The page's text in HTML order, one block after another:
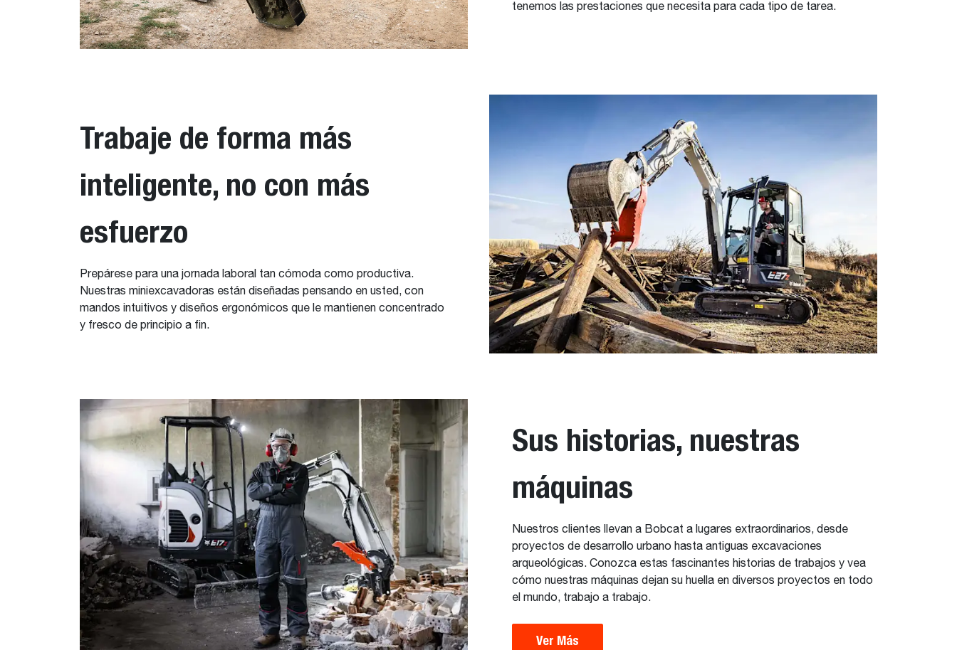
tenemos las prestaciones que necesita para cada tipo de tarea.
Trabaje de forma más
inteligente, no con más
esfuerzo
Prepárese para una jornada laboral tan cómoda como productiva.
Nuestras miniexcavadoras están diseñadas pensando en usted, con
mandos intuitivos y diseños ergonómicos que le mantienen concentrado
y fresco de principio a fin.
Sus historias, nuestras
máquinas
Nuestros clientes llevan a Bobcat a lugares extraordinarios, desde
proyectos de desarrollo urbano hasta antiguas excavaciones
arqueológicas. Conozca estas fascinantes historias de trabajos y vea
cómo nuestras máquinas dejan su huella en diversos proyectos en todo
el mundo, trabajo a trabajo.
Ver Más